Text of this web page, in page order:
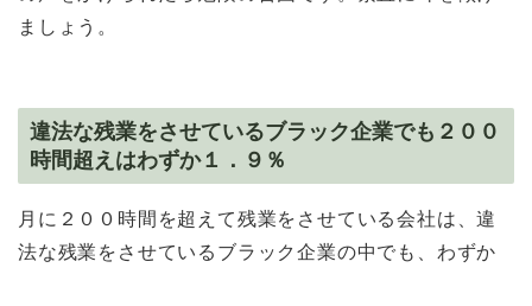
ましょう。
違法な残業をさせているブラック企業でも２００
時間超えはわずか１．９％
月に２００時間を超えて残業をさせている会社は、違
法な残業をさせているブラック企業の中でも、わずか